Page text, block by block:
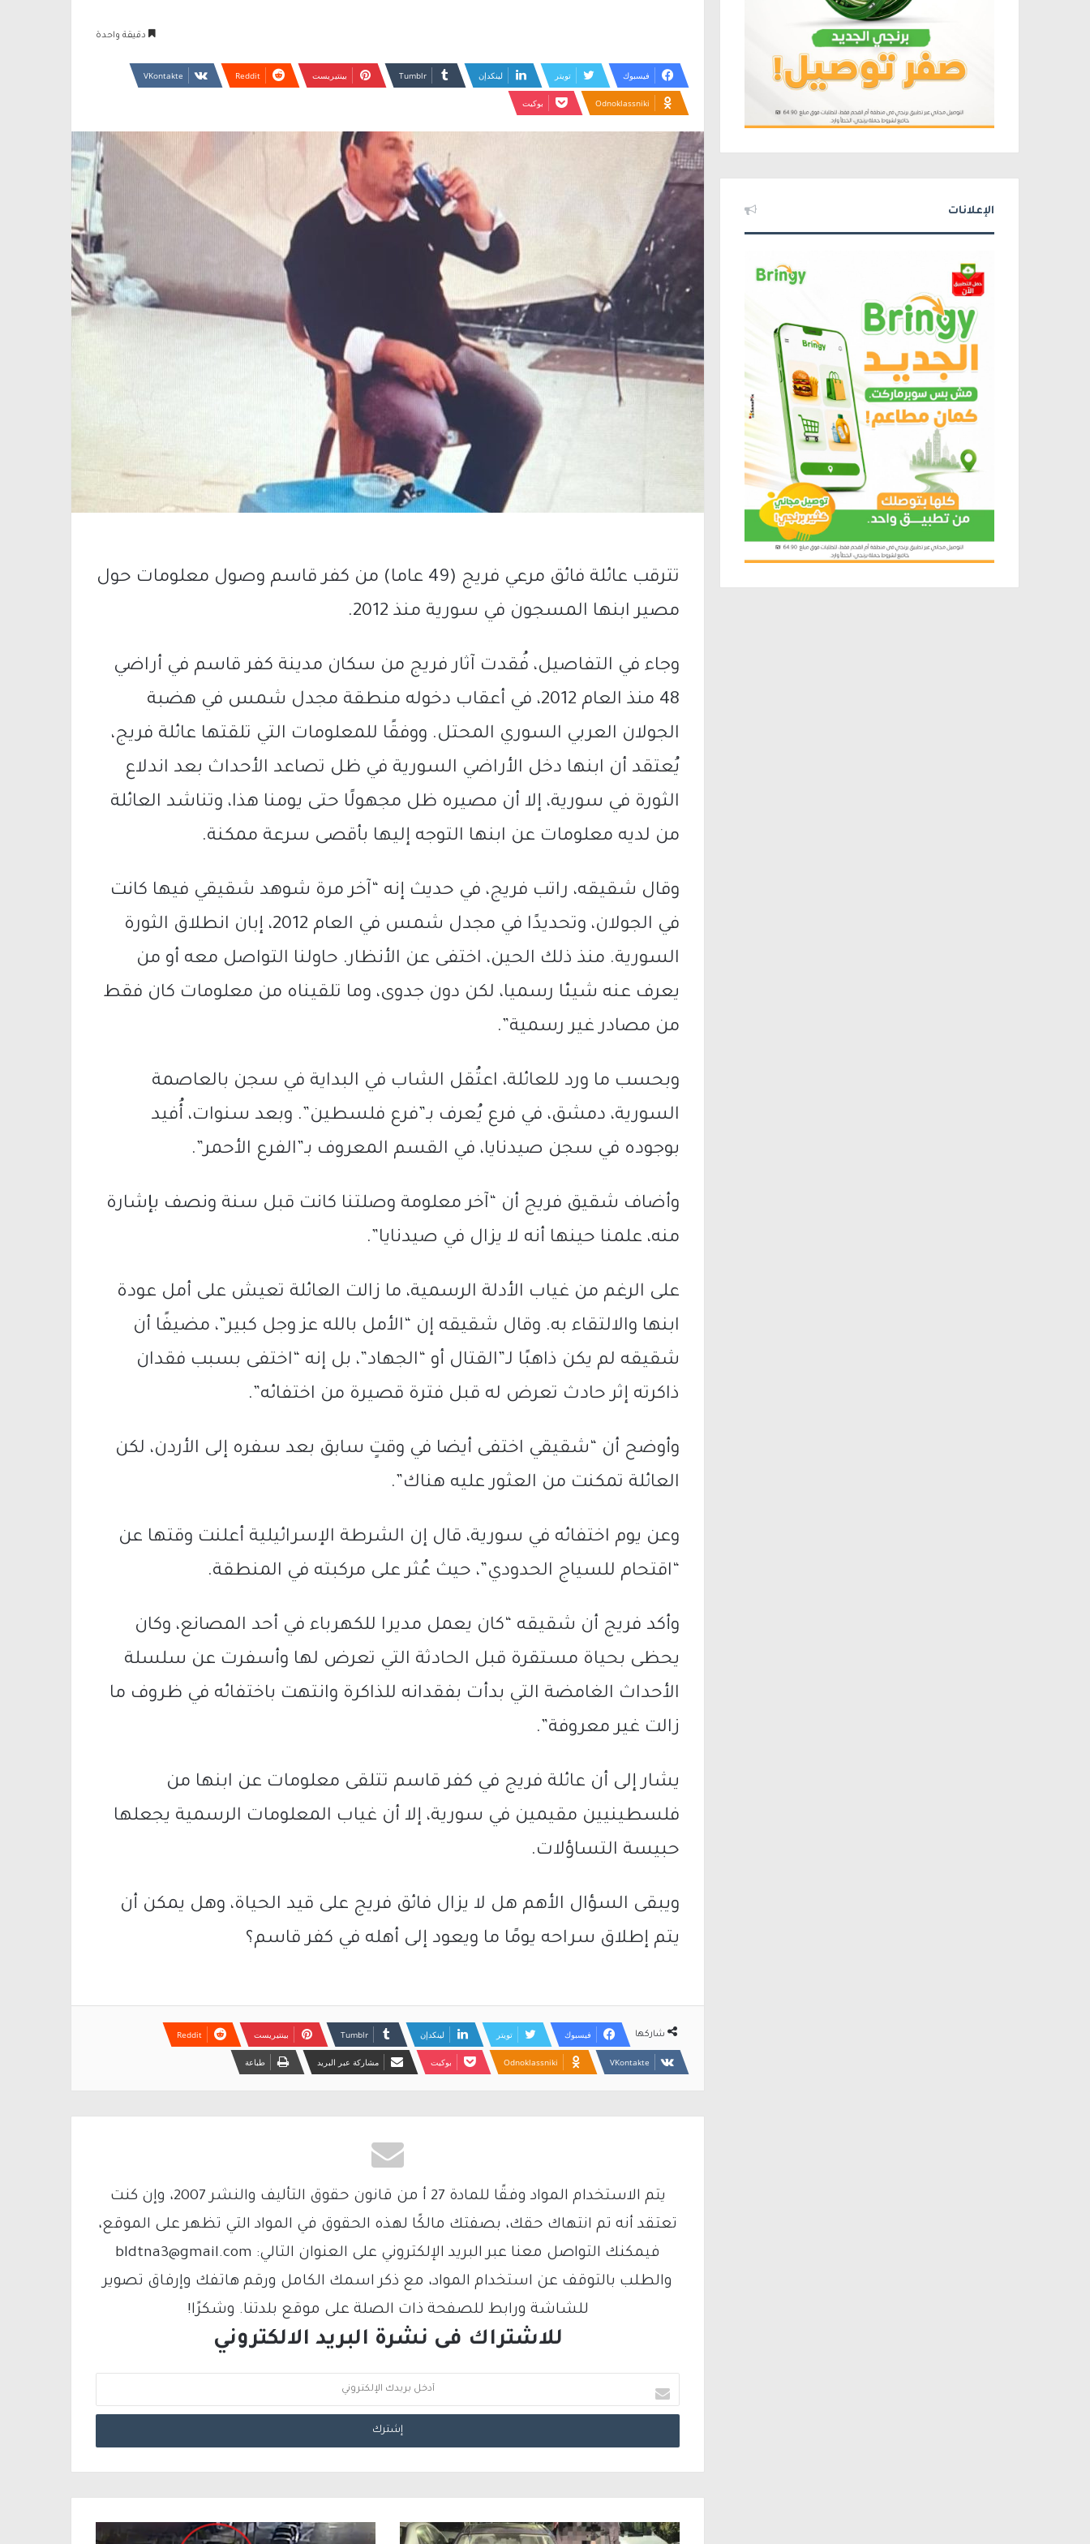
دقيقة واحدة
فيسبوك تويتر لينكدإن بينتيريست
Odnoklassniki بوكيت
تترقب عائلة فائق مرعي فريج (49 عاما) من كفر قاسم وصول معلومات حول
مصير ابنها المسجون في سورية منذ 2012.
وجاء في التفاصيل، فُقدت آثار فريج من سكان مدينة كفر قاسم في أراضي
48 منذ العام 2012، في أعقاب دخوله منطقة مجدل شمس في هضبة
الجولان العربي السوري المحتل. ووفقًا للمعلومات التي تلقتها عائلة فريج،
يُعتقد أن ابنها دخل الأراضي السورية في ظل تصاعد الأحداث بعد اندلاع
الثورة في سورية، إلا أن مصيره ظل مجهولًا حتى يومنا هذا، وتناشد العائلة
من لديه معلومات عن ابنها التوجه إليها بأقصى سرعة ممكنة.
وقال شقيقه، راتب فريج، في حديث إنه “آخر مرة شوهد شقيقي فيها كانت
في الجولان، وتحديدًا في مجدل شمس في العام 2012، إبان انطلاق الثورة
السورية. منذ ذلك الحين، اختفى عن الأنظار. حاولنا التواصل معه أو من
يعرف عنه شيئا رسميا، لكن دون جدوى، وما تلقيناه من معلومات كان فقط
من مصادر غير رسمية”.
وبحسب ما ورد للعائلة، اعتُقل الشاب في البداية في سجن بالعاصمة
السورية، دمشق، في فرع يُعرف بـ”فرع فلسطين”. وبعد سنوات، أُفيد
بوجوده في سجن صيدنايا، في القسم المعروف بـ”الفرع الأحمر”.
وأضاف شقيق فريج أن “آخر معلومة وصلتنا كانت قبل سنة ونصف بإشارة
منه، علمنا حينها أنه لا يزال في صيدنايا”.
على الرغم من غياب الأدلة الرسمية، ما زالت العائلة تعيش على أمل عودة
ابنها والالتقاء به. وقال شقيقه إن “الأمل بالله عز وجل كبير”، مضيفًا أن
شقيقه لم يكن ذاهبًا لـ”القتال أو “الجهاد”، بل إنه “اختفى بسبب فقدان
ذاكرته إثر حادث تعرض له قبل فترة قصيرة من اختفائه”.
وأوضح أن “شقيقي اختفى أيضا في وقتٍ سابق بعد سفره إلى الأردن، لكن
العائلة تمكنت من العثور عليه هناك”.
وعن يوم اختفائه في سورية، قال إن الشرطة الإسرائيلية أعلنت وقتها عن
“اقتحام للسياج الحدودي”، حيث عُثر على مركبته في المنطقة.
وأكد فريج أن شقيقه “كان يعمل مديرا للكهرباء في أحد المصانع، وكان
يحظى بحياة مستقرة قبل الحادثة التي تعرض لها وأسفرت عن سلسلة
الأحداث الغامضة التي بدأت بفقدانه للذاكرة وانتهت باختفائه في ظروف ما
زالت غير معروفة”.
يشار إلى أن عائلة فريج في كفر قاسم تتلقى معلومات عن ابنها من
فلسطينيين مقيمين في سورية، إلا أن غياب المعلومات الرسمية يجعلها
حبيسة التساؤلات.
ويبقى السؤال الأهم هل لا يزال فائق فريج على قيد الحياة، وهل يمكن أن
يتم إطلاق سراحه يومًا ما ويعود إلى أهله في كفر قاسم؟
شاركها فيسبوك تويتر لينكدإن بينتيريست
Odnoklassniki بوكيت مشاركة عبر البريد طباعة
يتم الاستخدام المواد وفقًا للمادة 27 أ من قانون حقوق التأليف والنشر 2007، وإن كنت
تعتقد أنه تم انتهاك حقك، بصفتك مالكًا لهذه الحقوق في المواد التي تظهر على الموقع،
فيمكنك التواصل معنا عبر البريد الإلكتروني على العنوان التالي: bldtna3@gmail.com
والطلب بالتوقف عن استخدام المواد، مع ذكر اسمك الكامل ورقم هاتفك وإرفاق تصوير
للشاشة ورابط للصفحة ذات الصلة على موقع بلدتنا. وشكرًا!
للاشتراك فى نشرة البريد الالكتروني
د
خ
ل
ب
ر
الإعلانات